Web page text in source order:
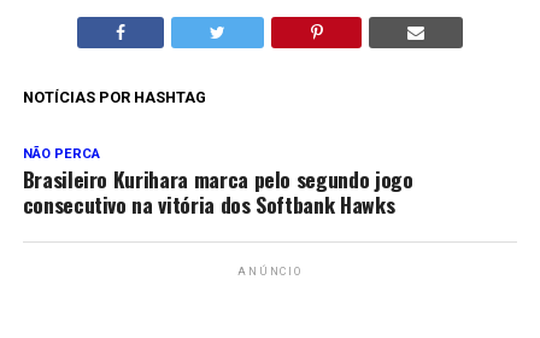
NOTÍCIAS POR HASHTAG
NÃO PERCA
Brasileiro Kurihara marca pelo segundo jogo
consecutivo na vitória dos Softbank Hawks
ANÚNCIO